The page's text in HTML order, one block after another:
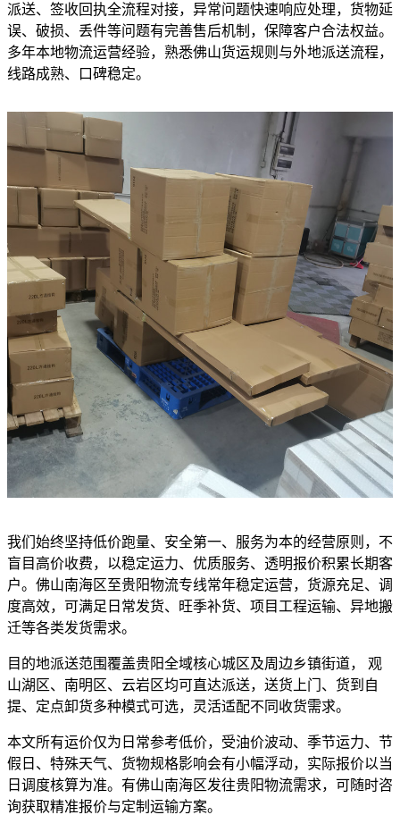
派送、签收回执全流程对接，异常问题快速响应处理，货物延
误、破损、丢件等问题有完善售后机制，保障客户合法权益。
多年本地物流运营经验，熟悉佛山货运规则与外地派送流程，
线路成熟、口碑稳定。
我们始终坚持低价跑量、安全第一、服务为本的经营原则，不
盲目高价收费，以稳定运力、优质服务、透明报价积累长期客
户。佛山南海区至贵阳物流专线常年稳定运营，货源充足、调
度高效，可满足日常发货、旺季补货、项目工程运输、异地搬
迁等各类发货需求。
目的地派送范围覆盖贵阳全域核心城区及周边乡镇街道， 观
山湖区、南明区、云岩区均可直达派送，送货上门、货到自
提、定点卸货多种模式可选，灵活适配不同收货需求。
本文所有运价仅为日常参考低价，受油价波动、季节运力、节
假日、特殊天气、货物规格影响会有小幅浮动，实际报价以当
日调度核算为准。有佛山南海区发往贵阳物流需求，可随时咨
询获取精准报价与定制运输方案。